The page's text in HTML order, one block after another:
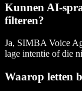
Kunnen AI-
filteren?
Ja, SIMBA Voice
lage intentie of die
Waarop letten